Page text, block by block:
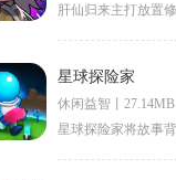
星球探险家
休闲益智丨27.14MB